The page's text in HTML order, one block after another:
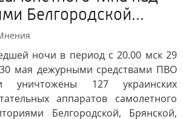
Белгородской...
ночи в период с 20.00 мск 29
мая дежурными средствами ПВО
уничтожены 127 украинских
аппаратов самолетного
Белгородской, Брянской,